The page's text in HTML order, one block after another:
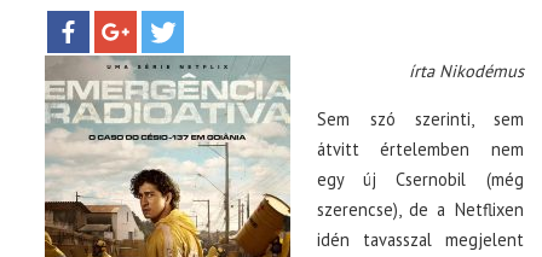
írta Nikodémus
Sem szó szerinti, sem
átvitt értelemben nem
egy új Csernobil (még
szerencse), de a Netflixen
idén tavasszal megjelent